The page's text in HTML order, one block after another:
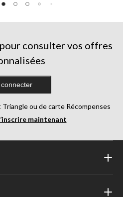
consulter vos offres
Triangle ou de carte Récompenses
maintenant